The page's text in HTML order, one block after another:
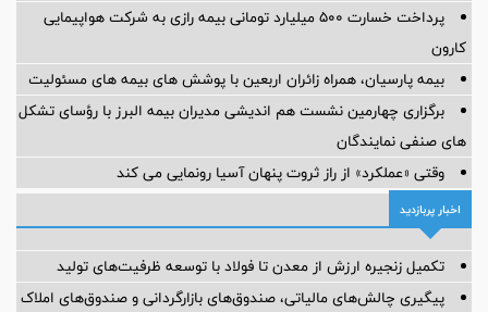
پرداخت خسارت ۵۰۰ میلیارد تومانی بیمه رازی به شرکت هواپیمایی
کارون
بیمه پارسیان، همراه زائران اربعین با پوشش های بیمه های مسئولیت
برگزاری چهارمین نشست هم اندیشی مدیران بیمه البرز با رؤسای تشکل
های صنفی نمایندگان
وقتی «عملکرد» از راز ثروت پنهان آسیا رونمایی می کند
اخبار پربازدید
تکمیل زنجیره ارزش از معدن تا فولاد با توسعه ظرفیت‌های تولید
پیگیری چالش‌های مالیاتی، صندوق‌های بازارگردانی و صندوق‌های املاک